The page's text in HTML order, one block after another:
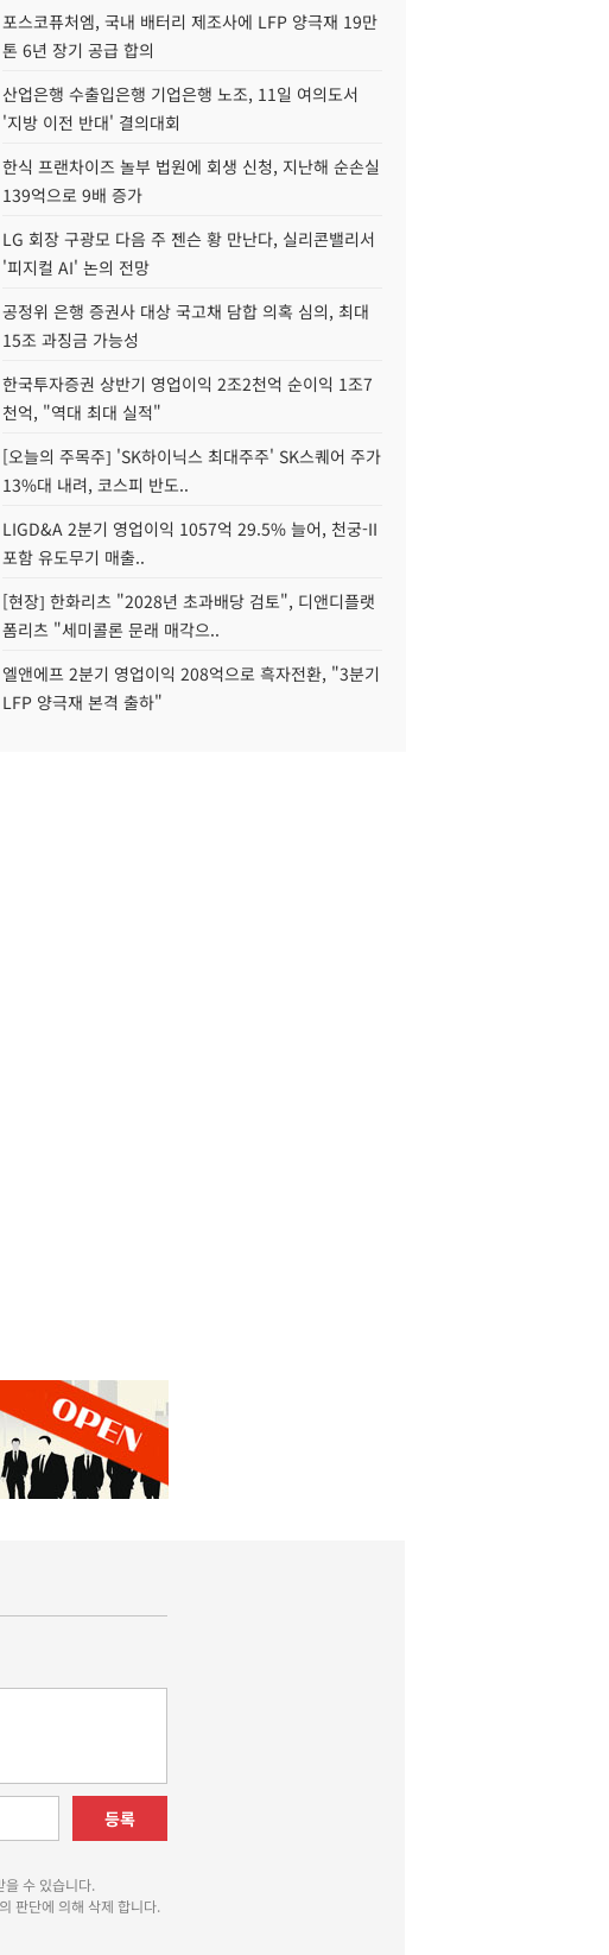
포스코퓨처엠, 국내 배터리 제조사에 LFP 양극재 19만
톤 6년 장기 공급 합의
산업은행 수출입은행 기업은행 노조, 11일 여의도서
'지방 이전 반대' 결의대회
한식 프랜차이즈 놀부 법원에 회생 신청, 지난해 순손실
139억으로 9배 증가
LG 회장 구광모 다음 주 젠슨 황 만난다, 실리콘밸리서
'피지컬 AI' 논의 전망
공정위 은행 증권사 대상 국고채 담합 의혹 심의, 최대
15조 과징금 가능성
한국투자증권 상반기 영업이익 2조2천억 순이익 1조7
천억, "역대 최대 실적"
[오늘의 주목주] 'SK하이닉스 최대주주' SK스퀘어 주가
13%대 내려, 코스피 반도..
LIGD&A 2분기 영업이익 1057억 29.5% 늘어, 천궁-II
포함 유도무기 매출..
[현장] 한화리츠 "2028년 초과배당 검토", 디앤디플랫
폼리츠 "세미콜론 문래 매각으..
엘앤에프 2분기 영업이익 208억으로 흑자전환, "3분기
LFP 양극재 본격 출하"
등록
수 있습니다.
판단에 의해 삭제 합니다.